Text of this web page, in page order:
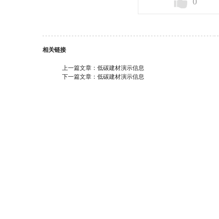
相关链接
上一篇文章： 低碳建材演示信息
下一篇文章： 低碳建材演示信息